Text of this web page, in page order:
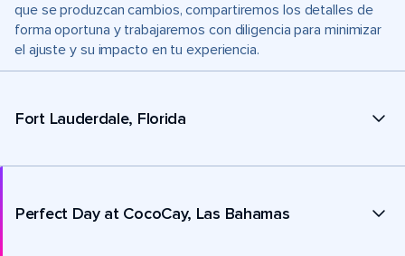
que se produzcan cambios, compartiremos los detalles de
forma oportuna y trabajaremos con diligencia para minimizar
el ajuste y su impacto en tu experiencia.
Fort Lauderdale, Florida
Perfect Day at CocoCay, Las Bahamas